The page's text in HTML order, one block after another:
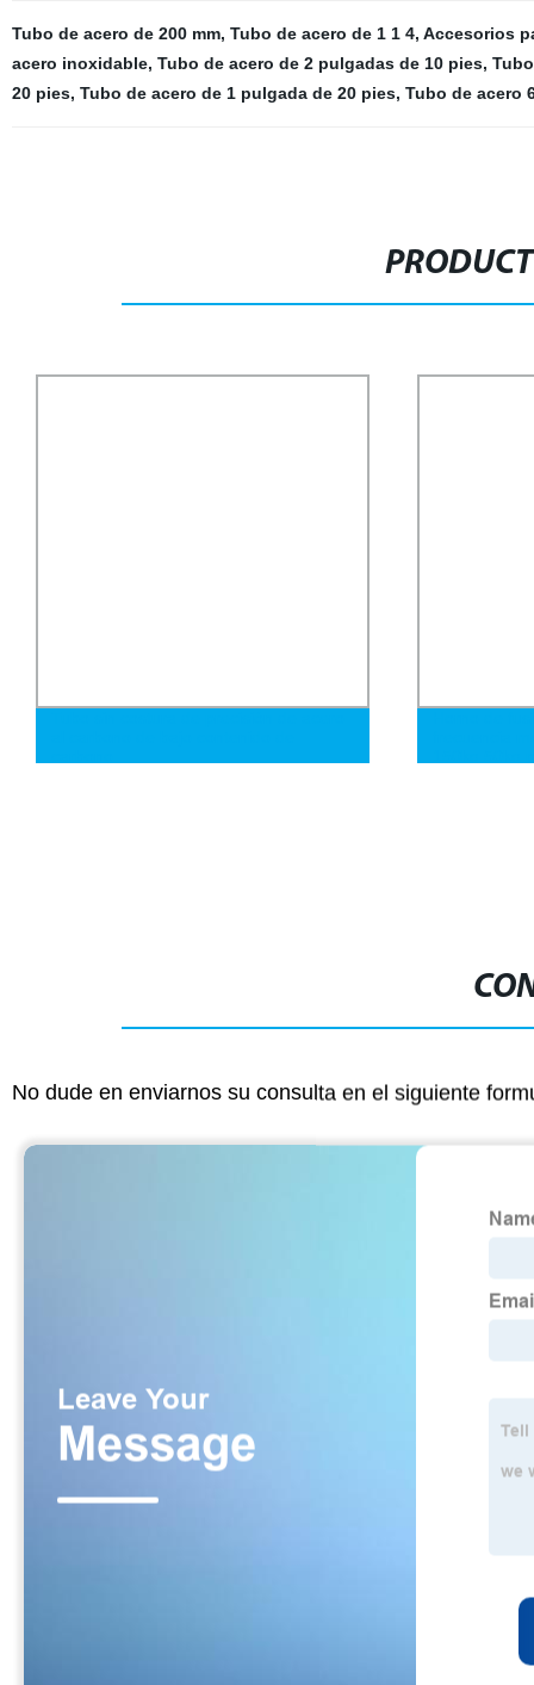
Tubo de acero de 200 mm, Tubo de acero de 1 1 4, Accesorios
acero inoxidable, Tubo de acero de 2 pulgadas de 10 pies,
20 pies, Tubo de acero de 1 pulgada de 20 pies, Tubo de acero
No dude en enviarnos su consulta en el siguiente